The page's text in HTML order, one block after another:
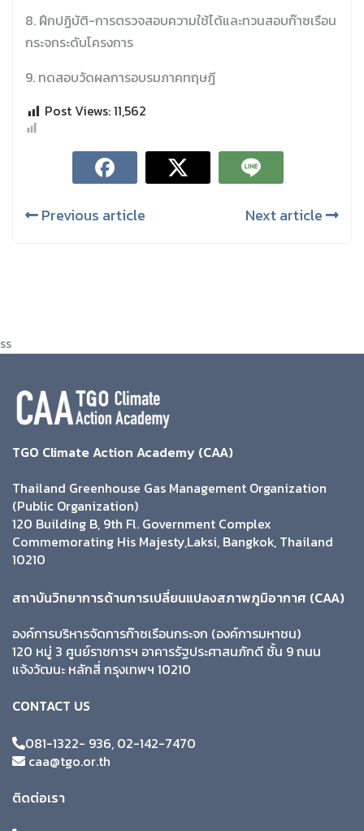
8. ฝึกปฏิบัติ-การตรวจสอบความใช้ได้และทวนสอบก๊าซเรือน
กระจกระดับโครงการ
9. ทดสอบวัดผลการอบรมภาคทฤษฎี
Post Views:11,562
Previous article Next article
ss
TGO Climate Action Academy (CAA)
Thailand Greenhouse Gas Management Organization
(Public Organization)
120 Building B, 9th Fl. Government Complex
Commemorating His Majesty,Laksi, Bangkok, Thailand
10210
สถาบันวิทยาการด้านการเปลี่ยนแปลงสภาพภูมิอากาศ (CAA)
องค์การบริหารจัดการก๊าซเรือนกระจก (องค์การมหาชน)
120 หมู่ 3 ศูนย์ราชการฯ อาคารรัฐประศาสนภักดี ชั้น 9 ถนน
แจ้งวัฒนะ หลักสี่ กรุงเทพฯ 10210
CONTACT US
081-1322- 936, 02-142-7470
caa@tgo.or.th
ติดต่อเรา